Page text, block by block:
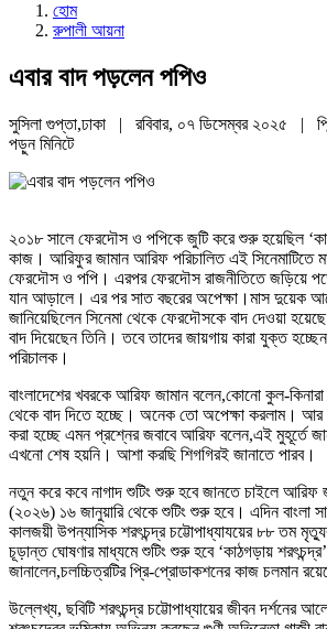
হোম
রুপালী আয়না
এবার বাদ পড়লেন পপিও
সুসিলা গুপ্তা,ঢাকা | রবিবার, ০৭ ডিসেম্বর ২০২৫ |
পড়ুনমিনিটে
২০১৮ সালে ফেরদৌস ও পপিকে জুটি করে শুরু হয়েছিল
কাজ। আরিফুর জামান আরিফ পরিচালিত এই সিনেমাটিতে
ফেরদৌস ও পপি। এরপর ফেরদৌস রাজনীতিতে জড়িয়ে
যান আড়ালে। এর পর সাত বছরের অপেক্ষা।মাস দুয়েক
জানিয়েছিলেন সিনেমা থেকে ফেরদৌসকে বাদ দেওয়া
বাদ দিয়েছেন তিনি। তবে তাদের জায়গায় কারা যুক্ত
পরিচালক।
বাংলাদেশের খবরকে আরিফ জামান বলেন,কোনো কুল-কিনারা
থেকে বাদ দিতে হচ্ছে। অনেক তো অপেক্ষা করলাম।
করা হচ্ছে এমন প্রশ্নের জবাবে আরিফ বলেন,এই মুহূর্তে
এখনো শেষ হয়নি। আশা করছি শিগগিরই জানাতে পারব।
নতুন করে কবে নাগাদ শুটিং শুরু হবে জানতে চাইলে আরিফ
(২০২৬) ১৬ জানুয়ারি থেকে শুটিং শুরু হবে। এদিন বাংলা
কালজয়ী উপন্যাসিক শরৎচন্দ্র চট্টোপাধ্যাযয়ের ৮৮ তম
চূড়ান্ত ঘোষণার মাধ্যমে শুটিং শুরু হবে ‘কাঠগড়ায়
জানালেন,চলচ্চিত্রটির প্রি-প্রোডাকশনের কাজ চলমান
উল্লেখ্য, ছবিটি শরৎচন্দ্র চট্টোপাধ্যায়ের জীবন দর্শনের